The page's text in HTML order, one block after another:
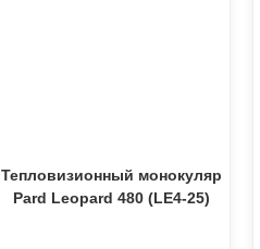
Тепловизионный монокуляр
Pard Leopard 480 (LE4-25)